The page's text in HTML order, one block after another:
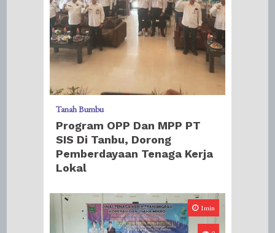
Tanah Bumbu
Program OPP Dan MPP PT
SIS Di Tanbu, Dorong
Pemberdayaan Tenaga Kerja
Lokal
1min